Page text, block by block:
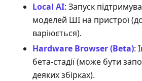
Local AI: Запуск
моделей ШІ на пристрої
варіюється).
Hardware Browser (Beta):
бета-стадії (може бути
деяких збірках).